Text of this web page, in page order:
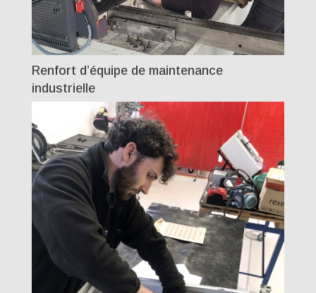
Renfort d’équipe de maintenance
industrielle